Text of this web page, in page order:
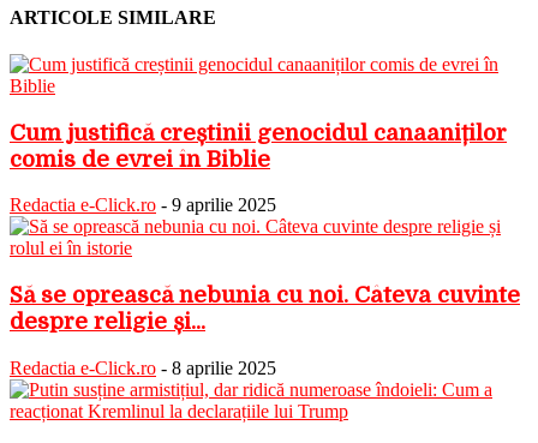
ARTICOLE SIMILARE
Cum justifică creștinii genocidul canaaniților
comis de evrei în Biblie
Redactia e-Click.ro - 9 aprilie 2025
Să se oprească nebunia cu noi. Câteva cuvinte
despre religie și...
Redactia e-Click.ro - 8 aprilie 2025